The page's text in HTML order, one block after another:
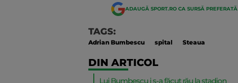
ADAUGĂ SPORT.RO CA SURSĂ PREFERATĂ
TAGS:
Adrian Bumbescu spital Steaua
DIN ARTICOL
Lui Bumbescu i s-a făcut rău la stadion